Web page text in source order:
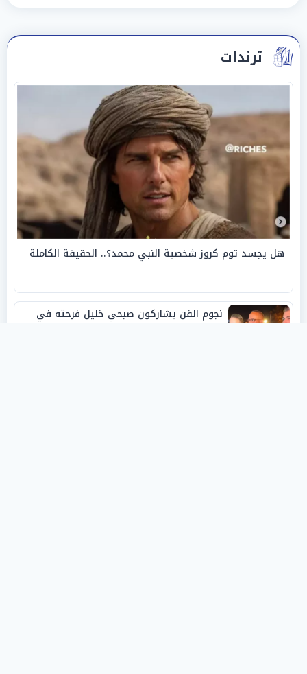
ترندات
هل يجسد توم كروز شخصية النبي محمد؟.. الحقيقة الكاملة
نجوم الفن يشاركون صبحي خليل فرحته في